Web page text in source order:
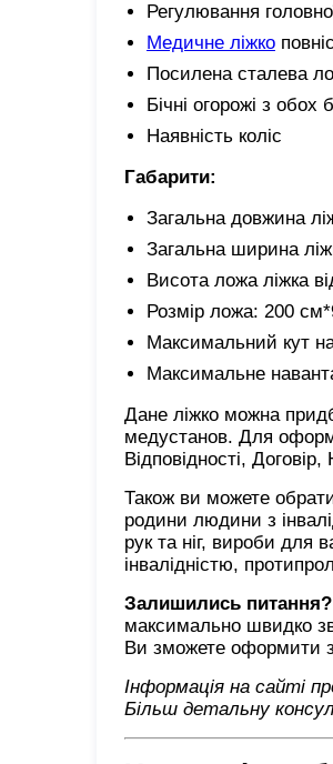
Регулювання
Медичне ліжко
Посилена сталева
Бічні огорожі з обох
Наявність коліс
Габарити:
Загальна довжина
Загальна ширина
Висота ложа ліжка
Розмір ложа: 200
Максимальний кут
Максимальне
Дане ліжко можна
медустанов. Для
Відповідності,
Також ви можете
родини людини з
рук та ніг, вироби для
інвалідністю,
Залишились питання?
максимально швидко
Ви зможете оформити
Інформація на сайті
Більш детальну